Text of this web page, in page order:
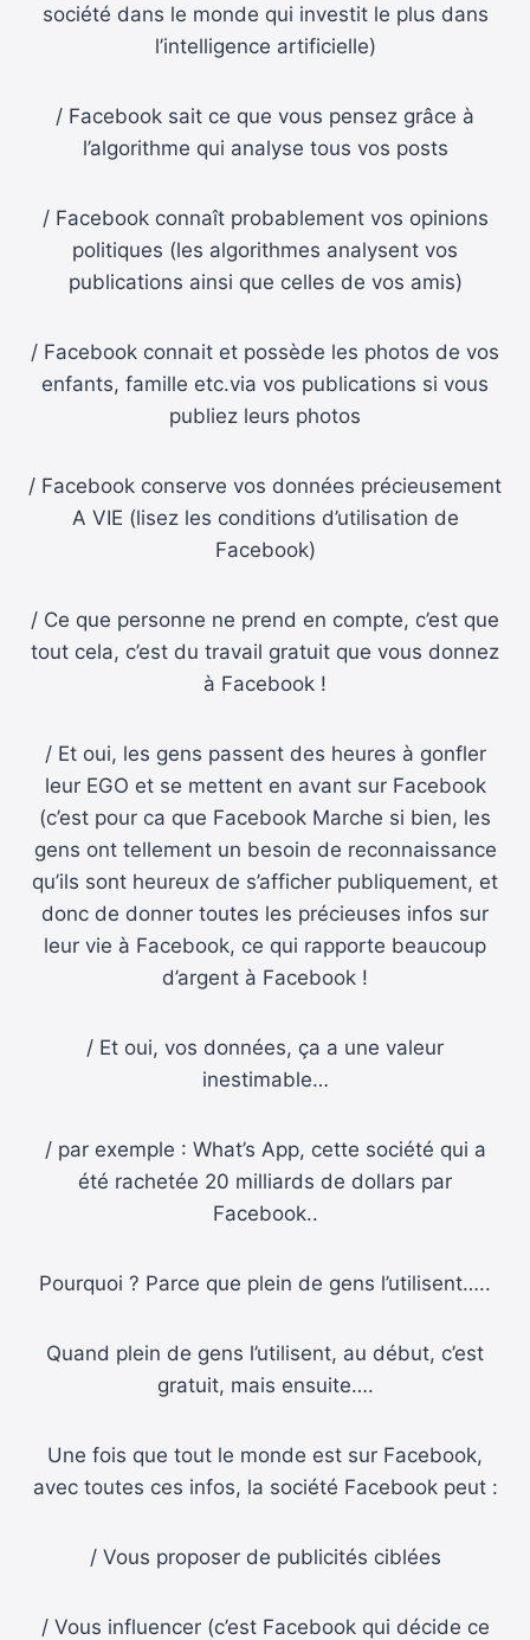
société dans le monde qui investit le plus dans
l’intelligence artificielle)
/ Facebook sait ce que vous pensez grâce à
l’algorithme qui analyse tous vos posts
/ Facebook connaît probablement vos opinions
politiques (les algorithmes analysent vos
publications ainsi que celles de vos amis)
/ Facebook connait et possède les photos de vos
enfants, famille etc.via vos publications si vous
publiez leurs photos
/ Facebook conserve vos données précieusement
A VIE (lisez les conditions d’utilisation de
Facebook)
/ Ce que personne ne prend en compte, c’est que
tout cela, c’est du travail gratuit que vous donnez
à Facebook !
/ Et oui, les gens passent des heures à gonfler
leur EGO et se mettent en avant sur Facebook
(c’est pour ca que Facebook Marche si bien, les
gens ont tellement un besoin de reconnaissance
qu’ils sont heureux de s’afficher publiquement, et
donc de donner toutes les précieuses infos sur
leur vie à Facebook, ce qui rapporte beaucoup
d’argent à Facebook !
/ Et oui, vos données, ça a une valeur
inestimable…
/ par exemple : What’s App, cette société qui a
été rachetée 20 milliards de dollars par
Facebook..
Pourquoi ? Parce que plein de gens l’utilisent…..
Quand plein de gens l’utilisent, au début, c’est
gratuit, mais ensuite….
Une fois que tout le monde est sur Facebook,
avec toutes ces infos, la société Facebook peut :
/ Vous proposer de publicités ciblées
/ Vous influencer (c’est Facebook qui décide ce